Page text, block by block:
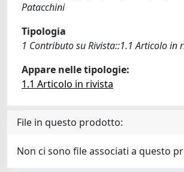
Patacchini
Tipologia
1 Contributo su Rivista::1.1 Articolo in
Appare nelle tipologie:
1.1 Articolo in rivista
File in questo prodotto:
Non ci sono file associati a questo